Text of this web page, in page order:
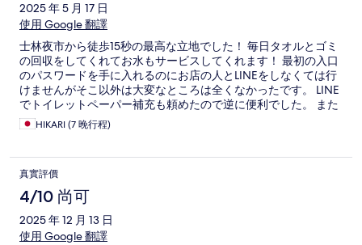
2025 年 5 月 17 日
使用 Google 翻譯
士林夜市から徒歩15秒の最高な立地でした！ 毎日タオルとゴミ
の回収をしてくれてお水もサービスしてくれます！ 最初の入口
のパスワードを手に入れるのにお店の人とLINEをしなくては行
けませんがそこ以外は大変なところは全くなかったです。 LINE
でトイレットペーパー補充も頼めたので逆に便利でした。 また
泊まりたいです！
HIKARI (7 晚行程)
真實評價
4/10 尚可
2025 年 12 月 13 日
使用 Google 翻譯